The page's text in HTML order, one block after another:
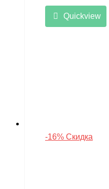
Quickview
-16% Скидка